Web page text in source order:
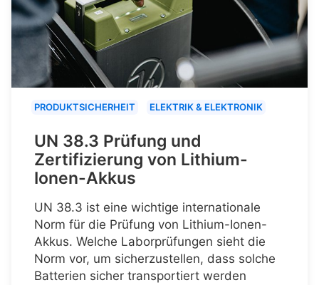
PRODUKTSICHERHEIT ELEKTRIK & ELEKTRONIK
UN 38.3 Prüfung und
Zertifizierung von Lithium-
Ionen-Akkus
UN 38.3 ist eine wichtige internationale
Norm für die Prüfung von Lithium-Ionen-
Akkus. Welche Laborprüfungen sieht die
Norm vor, um sicherzustellen, dass solche
Batterien sicher transportiert werden